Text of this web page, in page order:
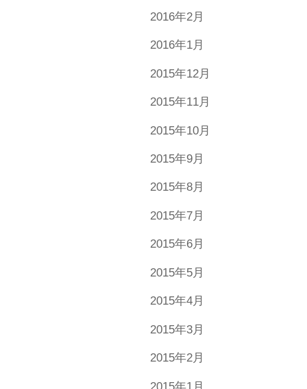
2016年2月
2016年1月
2015年12月
2015年11月
2015年10月
2015年9月
2015年8月
2015年7月
2015年6月
2015年5月
2015年4月
2015年3月
2015年2月